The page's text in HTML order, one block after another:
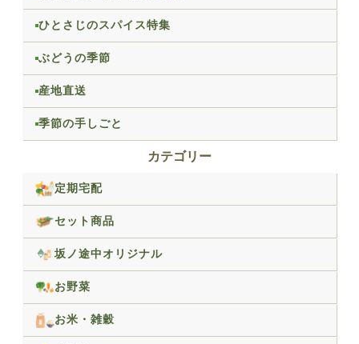
ひとさじのスパイス特集
ぶどうの季節
産地直送
季節の手しごと
カテゴリー
定期宅配
セット商品
坂ノ途中オリジナル
お野菜
お米・雑穀